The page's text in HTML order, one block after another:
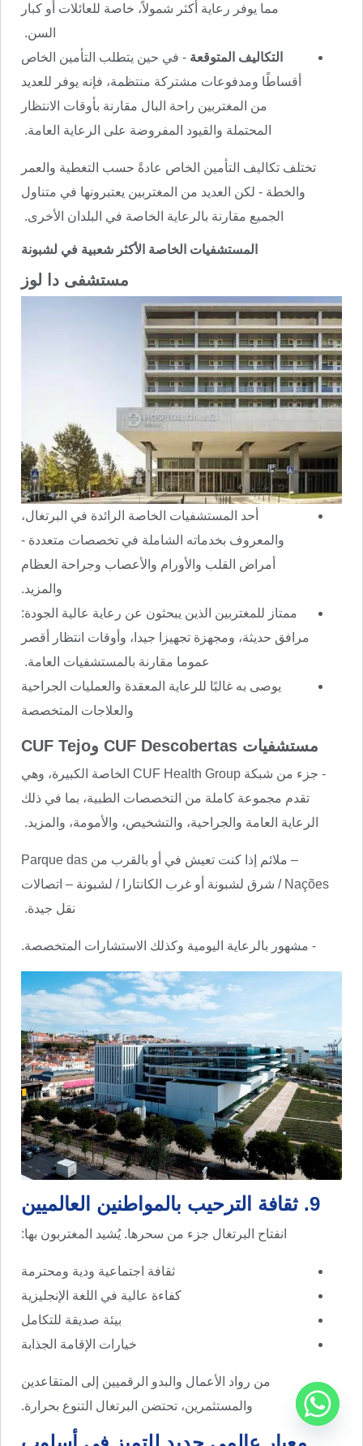
مما يوفر رعاية أكثر شمولاً، خاصة للعائلات أو كبار
السن.
التكاليف المتوقعة - في حين يتطلب التأمين الخاص
أقساطًا ومدفوعات مشتركة منتظمة، فإنه يوفر للعديد
من المغتربين راحة البال مقارنة بأوقات الانتظار
المحتملة والقيود المفروضة على الرعاية العامة.
تختلف تكاليف التأمين الخاص عادةً حسب التغطية والعمر
والخطة - لكن العديد من المغتربين يعتبرونها في متناول
الجميع مقارنة بالرعاية الخاصة في البلدان الأخرى.
المستشفيات الخاصة الأكثر شعبية في لشبونة
مستشفى دا لوز
أحد المستشفيات الخاصة الرائدة في البرتغال،
والمعروف بخدماته الشاملة في تخصصات متعددة -
أمراض القلب والأورام والأعصاب وجراحة العظام
والمزيد.
ممتاز للمغتربين الذين يبحثون عن رعاية عالية الجودة:
مرافق حديثة، ومجهزة تجهيزا جيدا، وأوقات انتظار أقصر
عموما مقارنة بالمستشفيات العامة.
يوصى به غالبًا للرعاية المعقدة والعمليات الجراحية
والعلاجات المتخصصة
مستشفيات CUF Descobertas وCUF Tejo
- جزء من شبكة CUF Health Group الخاصة الكبيرة، وهي
تقدم مجموعة كاملة من التخصصات الطبية، بما في ذلك
الرعاية العامة والجراحية، والتشخيص، والأمومة، والمزيد.
– ملائم إذا كنت تعيش في أو بالقرب من Parque das
Nações / شرق لشبونة أو غرب الكانتارا / لشبونة – اتصالات
نقل جيدة.
- مشهور بالرعاية اليومية وكذلك الاستشارات المتخصصة.
9. ثقافة الترحيب بالمواطنين العالميين
انفتاح البرتغال جزء من سحرها. يُشيد المغتربون بها:
ثقافة اجتماعية ودية ومحترمة
كفاءة عالية في اللغة الإنجليزية
بيئة صديقة للتكامل
خيارات الإقامة الجذابة
من رواد الأعمال والبدو الرقميين إلى المتقاعدين
والمستثمرين، تحتضن البرتغال التنوع بحرارة.